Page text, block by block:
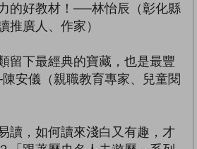
的好教材！──林怡辰（彰化縣
推廣人、作家）
下最經典的寶藏，也是最豐
安儀（親職教育專家、兒童閱
，如何讀來淺白又有趣，才